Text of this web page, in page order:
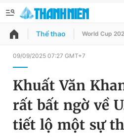
QUẢNG CÁO ĐẶT BÁO
Chuyên mục
Chuyên mục khác
Đổi mật khẩu
Tin đã lưu
Tin đã xem
Thể thao World Cup
09/09/2025 07:27 GMT+7
Khuất Văn
rất bất ngờ về
tiết lộ một sự